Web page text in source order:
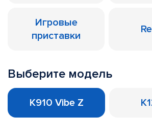
Игровые
приставки
Выберите модель
K910 Vibe Z